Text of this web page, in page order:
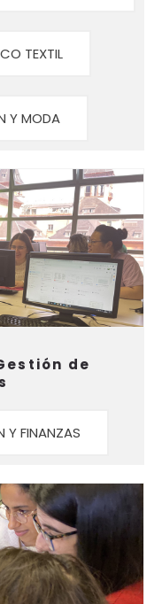
TEXTIL
Y MODA
de
Y FINANZAS